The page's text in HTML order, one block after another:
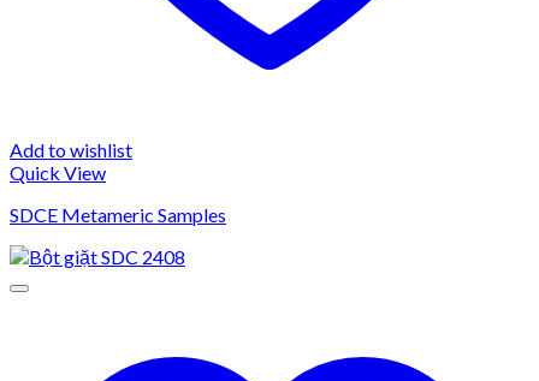
Add to wishlist
Quick View
SDCE Metameric Samples